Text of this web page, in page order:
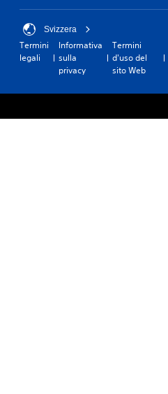
Svizzera
Termini
legali
Informativa
sulla
privacy
Termini
d'uso del
sito Web